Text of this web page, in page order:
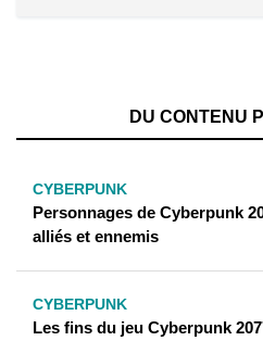
DU CONTENU
CYBERPUNK
Personnages de Cyberpunk
alliés et ennemis
CYBERPUNK
Les fins du jeu Cyberpunk